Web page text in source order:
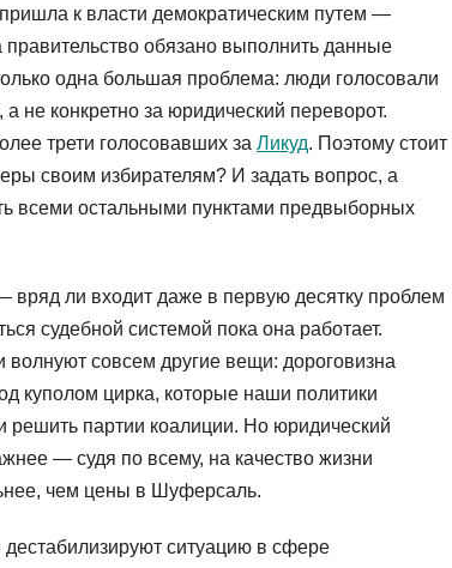
к власти демократическим путем —
обязано выполнить данные
одна большая проблема: люди голосовали
не конкретно за юридический переворот.
трети голосовавших за Ликуд. Поэтому стоит
своим избирателям? И задать вопрос, а
всеми остальными пунктами предвыборных
ли входит даже в первую десятку проблем
судебной системой пока она работает.
совсем другие вещи: дороговизна
куполом цирка, которые наши политики
партии коалиции. Но юридический
— судя по всему, на качество жизни
чем цены в Шуферсаль.
дестабилизируют ситуацию в сфере